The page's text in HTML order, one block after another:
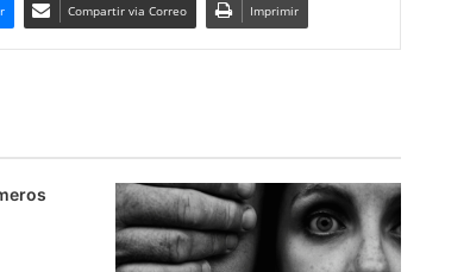
Compartir via Correo Imprimir